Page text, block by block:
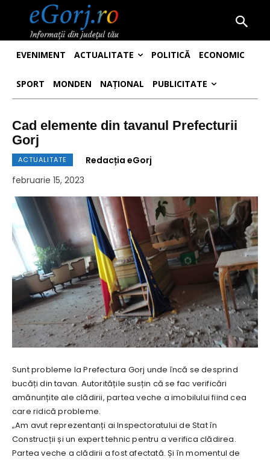
EVENIMENT ACTUALITATE POLITICĂ ECONOMIC
SPORT MONDEN NAȚIONAL PUBLICITATE
Cad elemente din tavanul Prefecturii
Gorj
ACTUALITATE
Redacția eGorj
februarie 15, 2023
Sunt probleme la Prefectura Gorj unde încă se desprind
bucăți din tavan. Autoritățile susțin că se fac verificări
amănunțite ale clădirii, partea veche a imobilului fiind cea
care ridică probleme.
„Am avut reprezentanți ai Inspectoratului de Stat în
Construcții și un expert tehnic pentru a verifica clădirea.
Partea veche a clădirii a fost afectată. Și în momentul de